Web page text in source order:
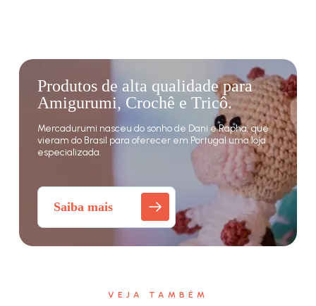
Produtos de alta qualidade para
Amigurumi, Crochê e Tricô.
Mercadurumi nasceu do sonho de Dani e Rapha, que
vieram do Brasil para oferecer em Portugal uma loja
especializada.
Saiba mais
VEJA TAMBÉM